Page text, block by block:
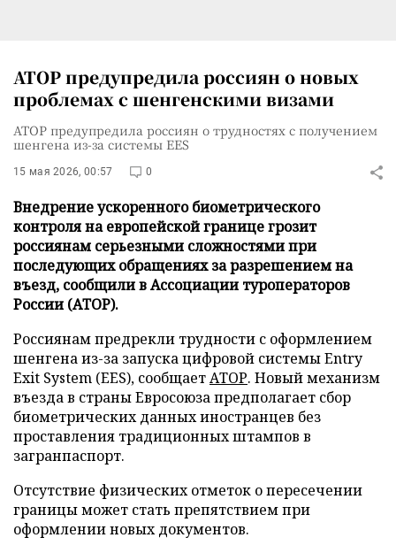
АТОР предупредила россиян о новых
проблемах с шенгенскими визами
АТОР предупредила россиян о трудностях с получением
шенгена из-за системы EES
15 мая 2026, 00:57 0
Внедрение ускоренного биометрического
контроля на европейской границе грозит
россиянам серьезными сложностями при
последующих обращениях за разрешением на
въезд, сообщили в Ассоциации туроператоров
России (АТОР).
Россиянам предрекли трудности с оформлением
шенгена из-за запуска цифровой системы Entry
Exit System (EES), сообщаетАТОР. Новый механизм
въезда в страны Евросоюза предполагает сбор
биометрических данных иностранцев без
проставления традиционных штампов в
загранпаспорт.
Отсутствие физических отметок о пересечении
границы может стать препятствием при
оформлении новых документов.